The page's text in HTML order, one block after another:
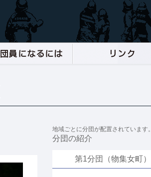
地域ごとに分団が配置されています。
分団の紹介
第1分団（物集女町）